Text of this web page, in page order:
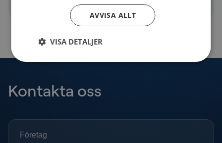
Erik Hovstad
Director Product & Architecture, Network
Kontakta oss
AVVISA ALLT
VISA DETALJER